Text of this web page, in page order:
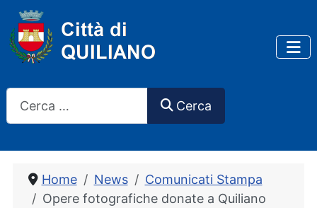
Cerca
Home News
Comunicati Stampa
Opere fotografiche donate a Quiliano